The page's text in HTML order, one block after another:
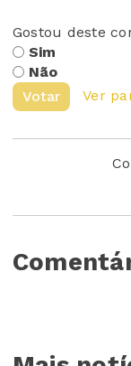
Gostou deste
Sim
Não
Votar
Ver